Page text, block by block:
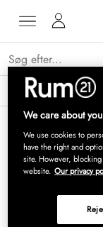
Få 15 % på
We care about
We use cookies to
have the right and
site. However,
website. Our privacy